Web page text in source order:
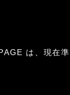
は、現在準